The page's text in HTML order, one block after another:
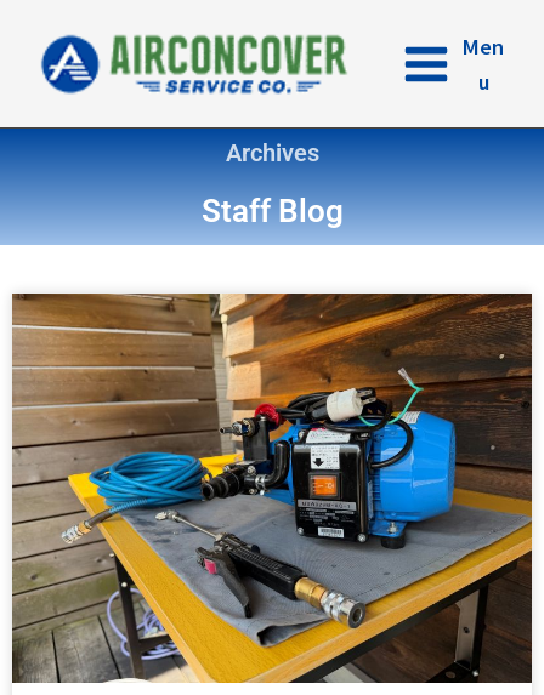
キ
Men
u
Archives
Staff Blog
ペ
ー
ジ
ペ
ー
ジ
ペ
ー
ジ
ペ
ー
ジ